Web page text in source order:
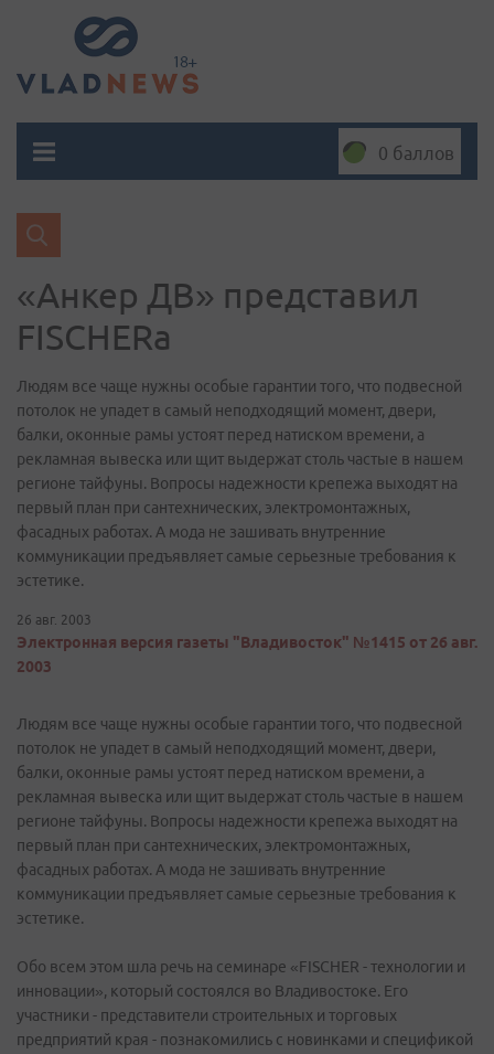
0 баллов
«Анкер ДВ» представил
FISCHERа
Людям все чаще нужны особые гарантии того, что подвесной
потолок не упадет в самый неподходящий момент, двери,
балки, оконные рамы устоят перед натиском времени, а
рекламная вывеска или щит выдержат столь частые в нашем
регионе тайфуны. Вопросы надежности крепежа выходят на
первый план при сантехнических, электромонтажных,
фасадных работах. А мода не зашивать внутренние
коммуникации предъявляет самые серьезные требования к
эстетике.
26 авг. 2003
Электронная версия газеты "Владивосток" №1415 от 26 авг.
2003
Людям все чаще нужны особые гарантии того, что подвесной
потолок не упадет в самый неподходящий момент, двери,
балки, оконные рамы устоят перед натиском времени, а
рекламная вывеска или щит выдержат столь частые в нашем
регионе тайфуны. Вопросы надежности крепежа выходят на
первый план при сантехнических, электромонтажных,
фасадных работах. А мода не зашивать внутренние
коммуникации предъявляет самые серьезные требования к
эстетике.
Обо всем этом шла речь на семинаре «FISCHER - технологии и
инновации», который состоялся во Владивостоке. Его
участники - представители строительных и торговых
предприятий края - познакомились с новинками и спецификой